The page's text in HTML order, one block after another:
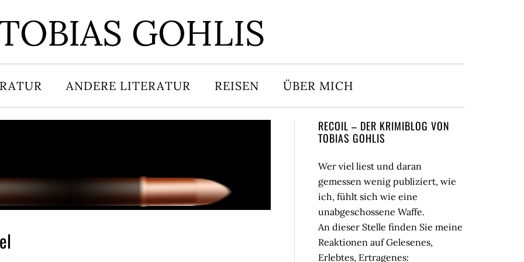
GOHLIS
ANDERE LITERATUR REISEN ÜBER MICH
Seitenspalte
RECOIL – DER KRIMIBLOG VON
TOBIAS GOHLIS
Wer viel liest und daran
gemessen wenig publiziert, wie
ich, fühlt sich wie eine
unabgeschossene Waffe.
An dieser Stelle finden Sie meine
Reaktionen auf Gelesenes,
Erlebtes, Ertragenes: